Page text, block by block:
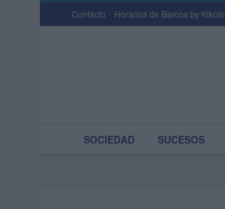
Contacto Horarios de Barcos by Kikoto
SOCIEDAD SUCESOS